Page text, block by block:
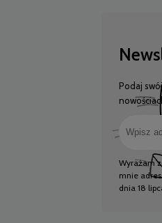
Podaj
Wyrażam
mnie
dnia 18